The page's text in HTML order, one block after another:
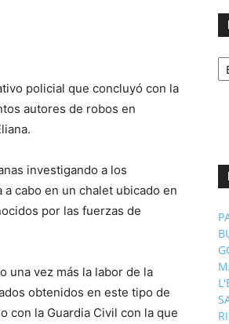
policial que concluyó con la
autores de robos en
investigando a los
cabo en un chalet ubicado en
por las fuerzas de
una vez más la labor de la
obtenidos en este tipo de
con la Guardia Civil con la que